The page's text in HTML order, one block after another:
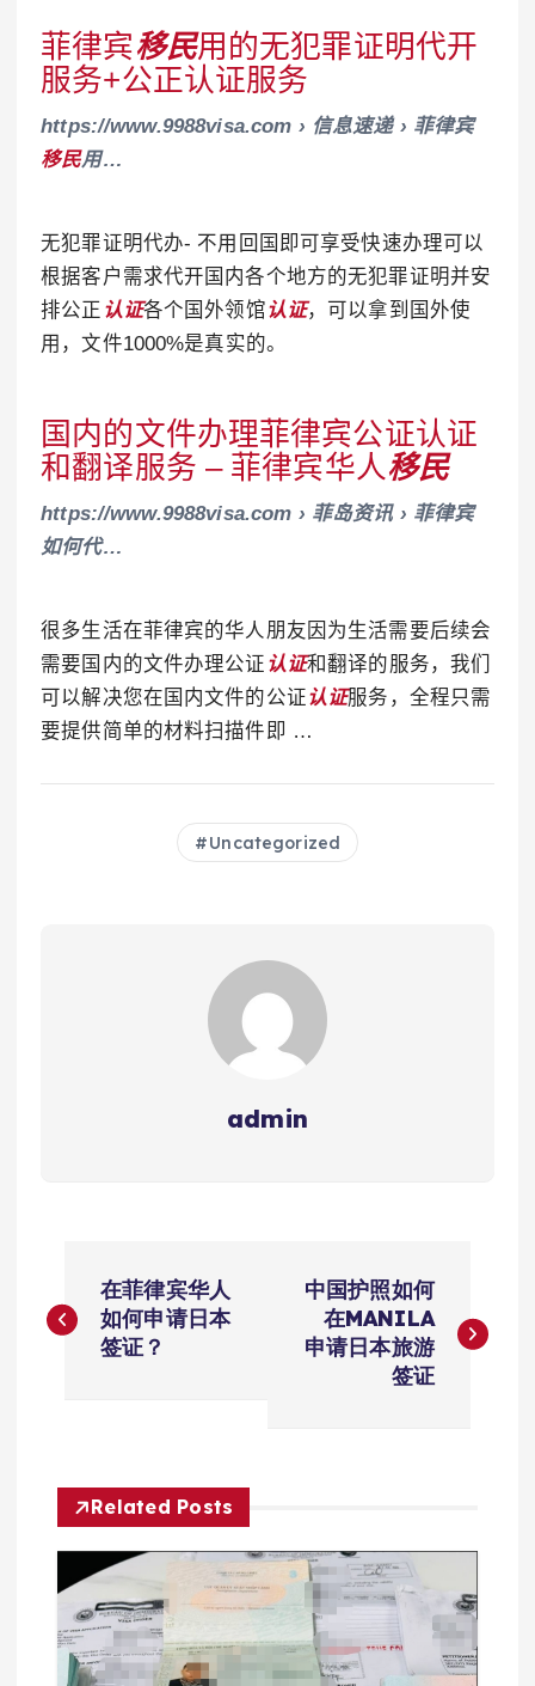
菲律宾移民用的无犯罪证明代开
服务+公正认证服务
https://www.9988visa.com › 信息速递 › 菲律宾
移民用…
无犯罪证明代办- 不用回国即可享受快速办理可以
根据客户需求代开国内各个地方的无犯罪证明并安
排公正 认证各个国外领馆认证，可以拿到国外使
用，文件1000%是真实的。
国内的文件办理菲律宾公证认证
和翻译服务 – 菲律宾华人移民
https://www.9988visa.com › 菲岛资讯 › 菲律宾
如何代…
很多生活在菲律宾的华人朋友因为生活需要后续会
需要国内的文件办理公证 认证和翻译的服务，我们
可以解决您在国内文件的公证认证服务，全程只需
要提供简单的材料扫描件即 …
Uncategorized
admin
章
在菲律宾华人
如何申请日本
签证？
中国护照如何
在MANILA
申请日本旅游
签证
Related Posts